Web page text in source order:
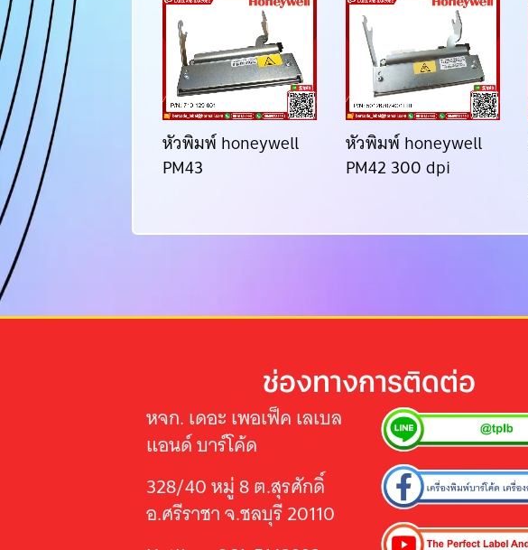
พ์ ZEBRA
หัวพิมพ์ honeywell
PM43
หัวพิมพ์ honeywell
PM42 300 dpi
ช่องทางการติดต่อ
หจก. เดอะ เพอเฟ็ค เลเบล
แอนด์ บาร์โค้ด
328/40 หมู่ 8 ต.สุรศักดิ์
อ.ศรีราชา จ.ชลบุรี 20110